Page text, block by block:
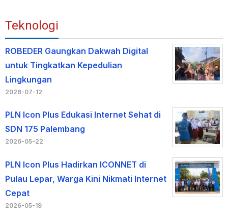
Teknologi
ROBEDER Gaungkan Dakwah Digital
untuk Tingkatkan Kepedulian
Lingkungan
2026-07-12
PLN Icon Plus Edukasi Internet Sehat di
SDN 175 Palembang
2026-05-22
PLN Icon Plus Hadirkan ICONNET di
Pulau Lepar, Warga Kini Nikmati Internet
Cepat
2026-05-19